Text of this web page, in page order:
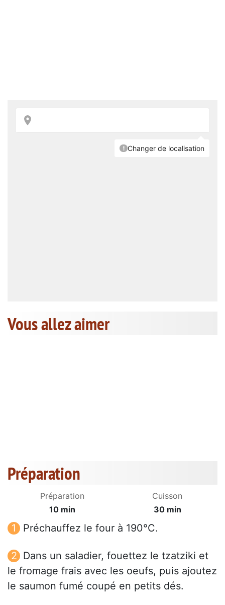
Vous allez aimer
Préparation
Préparation
10 min
Cuisson
30 min
Préchauffez le four à 190°C.
Dans un saladier, fouettez le tzatziki et
le fromage frais avec les oeufs, puis ajoutez
le saumon fumé coupé en petits dés.